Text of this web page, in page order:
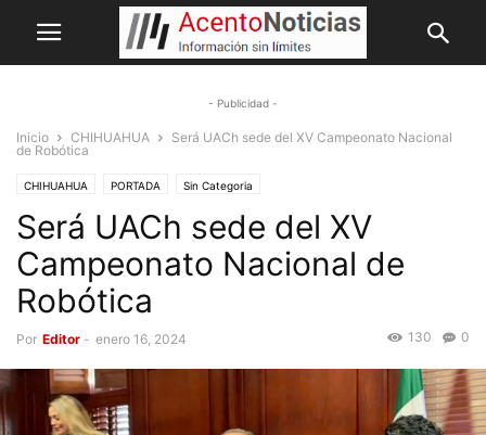
- Publicidad -
Inicio CHIHUAHUA
Será UACh sede del XV Campeonato Nacional
de Robótica
CHIHUAHUA PORTADA Sin Categoria
Será UACh sede del XV
Campeonato Nacional de
Robótica
Por Editor - enero 16, 2024 0
130